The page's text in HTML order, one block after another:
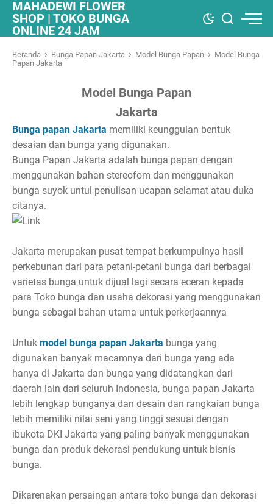
MAHADEWI FLOWER
SHOP | TOKO BUNGA
ONLINE 24 JAM
Beranda › Bunga Papan Jakarta › Model Bunga Papan › Model Bunga
Papan Jakarta
Model Bunga Papan
Jakarta
Bunga papan Jakarta memiliki keunggulan bentuk
desaian dan bunga yang digunakan.
Bunga Papan Jakarta adalah bunga papan dengan
menggunakan bahan stereofom dan menggunakan
bunga suyok untul penulisan ucapan selamat atau duka
citanya.
Jakarta merupakan pusat tempat berkumpulnya hasil
perkebunan dari para petani-petani bunga dari berbagai
varietas bunga untuk dijual lagi secara eceran kepada
para Toko bunga dan usaha dekorasi yang menggunakan
bunga sebagai bahan utama untuk perkerjaannya
Untuk model bunga papan Jakarta bunga yang
digunakan banyak macamnya dari bunga yang ada
hanya di Jakarta dan bunga yang didatangkan dari
daerah lain dari seluruh Indonesia, bunga papan Jakarta
lebih lengkap bunganya dan desain dan rangkaian bunga
lebih memiliki nilai seni yang tinggi sesuai dengan
ibukota DKI Jakarta yang paling banyak menggunakan
bunga dan produk dekorasi pendukung untuk bisnis
bunga.
Dikarenakan persaingan antara toko bunga dan dekorasi